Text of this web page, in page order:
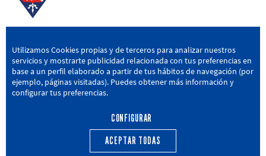
SD AMOREBIETA
San Miguel Kalea, 16, 48340 Amorebieta, Bizkaia
946 604 751 | sda@sdamorebieta.eus
CANTERA ACTUALIDAD
Utilizamos Cookies propias y de terceros para analizar nuestros
servicios y mostrarte publicidad relacionada con tus preferencias en
base a un perfil elaborado a partir de tus hábitos de navegación (por
ejemplo, páginas visitadas). Puedes obtener más información y
configurar tus preferencias.
CONFIGURAR
ACEPTAR TODAS